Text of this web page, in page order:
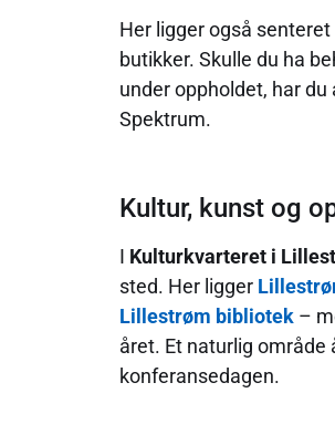
Her ligger også senteret
butikker. Skulle du ha
under oppholdet, har
Spektrum.
Kultur, kunst og
I Kulturkvarteret i
sted. Her ligger
Lillestrøm bibliotek –
året. Et naturlig område
konferansedagen.